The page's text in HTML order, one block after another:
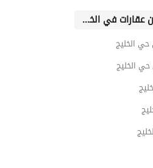
المزيد من عمليات البحث عن عقارات في الخليج
الخليج
الخليج